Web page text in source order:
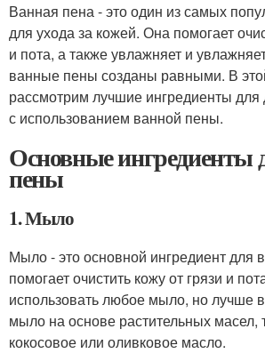
Ванная пена - это один из самых
для ухода за кожей. Она помогает
и пота, а также увлажняет и
ванные пены созданы равными. В
рассмотрим лучшие ингредиенты
с использованием ванной пены.
Основные ингредиенты
пены
1. Мыло
Мыло - это основной ингредиент для
помогает очистить кожу от грязи и
использовать любое мыло, но лучше
мыло на основе растительных масел,
кокосовое или оливковое масло.